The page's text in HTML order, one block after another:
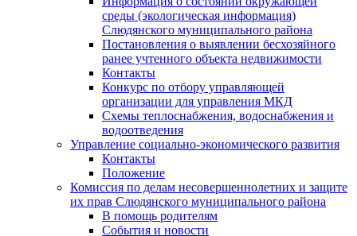
среды (экологическая информация)
Слюдянского муниципального района
Постановления о выявлении бесхозяйного
ранее учтенного объекта недвижимости
Контакты
Конкурс по отбору управляющей
организации для управления МКД
Схемы теплоснабжения, водоснабжения и
водоотведения
Управление социально-экономического развития
Контакты
Положение
Комиссия по делам несовершеннолетних и защите
их прав Слюдянского муниципального района
В помощь родителям
События и новости